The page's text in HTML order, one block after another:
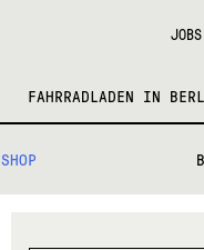
FAHRRADLADEN IN
JOBS
SHOP